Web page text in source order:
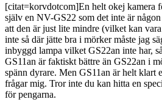
[citat=korvdotcom]En helt okej kamera
själv en NV-GS22 som det inte är
att den är just lite mindre (vilket kan
inte så där jätte bra i mörker måste jag
inbyggd lampa vilket GS22an inte har,
GS11an är faktiskt bättre än GS22an i
spänn dyrare. Men GS11an är helt klart
frågar mig. Tror inte du kan hitta en
för pengarna.